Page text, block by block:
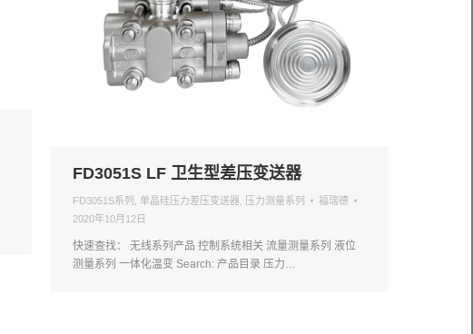
FD3051S LF 卫生型差压变送器
FD3051S系列 单晶硅压力差压变送器 压力测量系列
福瑞德
2020年10月12日
快速查找： 无线系列产品 控制系统相关 流量测量系列 液位
测量系列 一体化温变 Search: 产品目录 压力…